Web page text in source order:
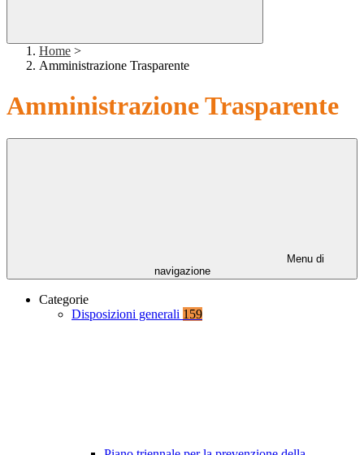
Home >
Amministrazione Trasparente
Amministrazione Trasparente
Menu di
navigazione
Categorie
Disposizioni generali 159